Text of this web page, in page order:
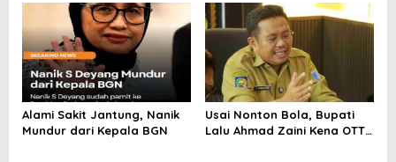
Alami Sakit Jantung, Nanik
Mundur dari Kepala BGN
Usai Nonton Bola, Bupati
Lalu Ahmad Zaini Kena OTT